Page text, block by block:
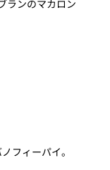
ランのマカロン
フィーパイ。